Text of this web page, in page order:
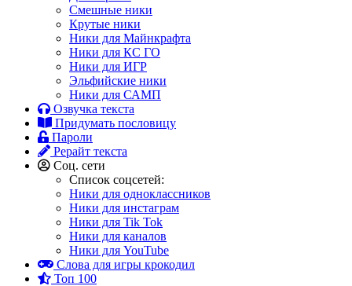
Смешные ники
Крутые ники
Ники для Майнкрафта
Ники для КС ГО
Ники для ИГР
Эльфийские ники
Ники для САМП
Озвучка текста
Придумать пословицу
Пароли
Рерайт текста
Соц. сети
Список соцсетей:
Ники для одноклассников
Ники для инстаграм
Ники для Tik Tok
Ники для каналов
Ники для YouTube
Слова для игры крокодил
Топ 100